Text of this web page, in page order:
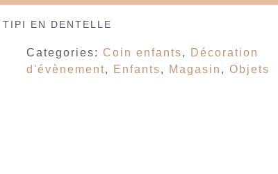
TIPI EN DENTELLE
Categories: Coin enfants,
Décoration
d'évènement, Enfants, Magasin , Objets